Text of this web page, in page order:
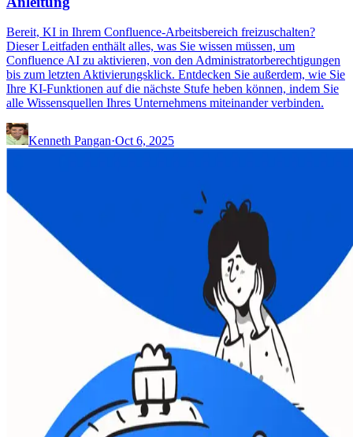
Bereit, KI in Ihrem Confluence-Arbeitsbereich freizuschalten?
Dieser Leitfaden enthält alles, was Sie wissen müssen, um
Confluence AI zu aktivieren, von den Administratorberechtigungen
bis zum letzten Aktivierungsklick. Entdecken Sie außerdem, wie Sie
Ihre KI-Funktionen auf die nächste Stufe heben können, indem Sie
alle Wissensquellen Ihres Unternehmens miteinander verbinden.
Kenneth Pangan·Oct 6, 2025